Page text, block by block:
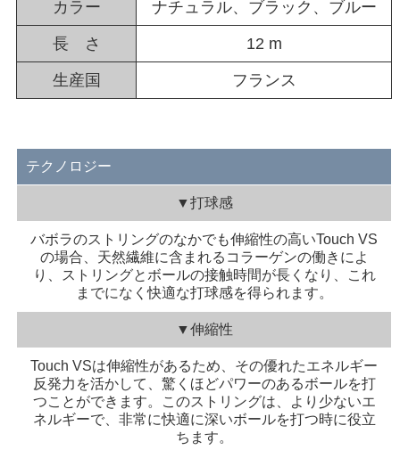
カラー ナチュラル、ブラック、ブルー
長 さ 12 m
生産国 フランス
テクノロジー
▼打球感
バボラのストリングのなかでも伸縮性の高いTouch VS
の場合、天然繊維に含まれるコラーゲンの働きによ
り、ストリングとボールの接触時間が長くなり、これ
までになく快適な打球感を得られます。
▼伸縮性
Touch VSは伸縮性があるため、その優れたエネルギー
反発力を活かして、驚くほどパワーのあるボールを打
つことができます。このストリングは、より少ないエ
ネルギーで、非常に快適に深いボールを打つ時に役立
ちます。